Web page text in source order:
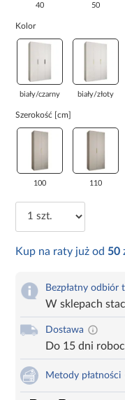
40 50
Kolor
biały/czarny biały/złoty
Szerokość [cm]
100 110
Kup na raty już od 50
Bezpłatny odbiór
W sklepach
Dostawa
Do 15 dni
Metody płatności